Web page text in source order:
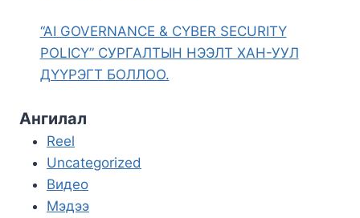
“AI GOVERNANCE & CYBER SECURITY
POLICY” СУРГАЛТЫН НЭЭЛТ ХАН-УУЛ
ДҮҮРЭГТ БОЛЛОО.
Ангилал
Reel
Uncategorized
Видео
Мэдээ